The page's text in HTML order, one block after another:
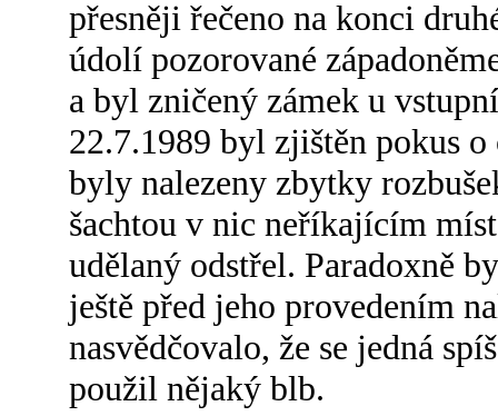
přesněji řečeno na konci
údolí pozorované
a byl zničený zámek u
22.7.1989 byl zjištěn pokus
byly nalezeny zbytky
šachtou v nic neříkajícím
udělaný odstřel. Paradoxně
ještě před jeho provedením
nasvědčovalo, že se jedná
použil nějaký blb.